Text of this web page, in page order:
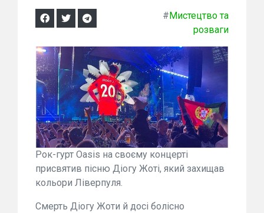
#Мистецтво та
розваги
Рок-гурт Oasis на своєму концерті
присвятив пісню Діогу Жоті, який захищав
кольори Ліверпуля.
Смерть Діогу Жоти й досі болісно